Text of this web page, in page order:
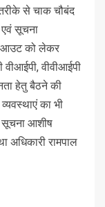
से चाक चौबंद
सूचना
को लेकर
वीवीआईपी
हेतु बैठने की
का भी
सूचना आशीष
अधिकारी रामपाल